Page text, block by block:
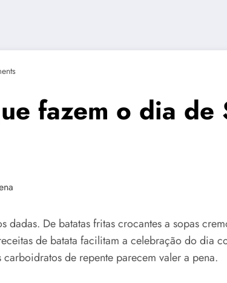
fazem o dia de
De batatas fritas crocantes a sopas
de batata facilitam a celebração do dia
de repente parecem valer a pena.